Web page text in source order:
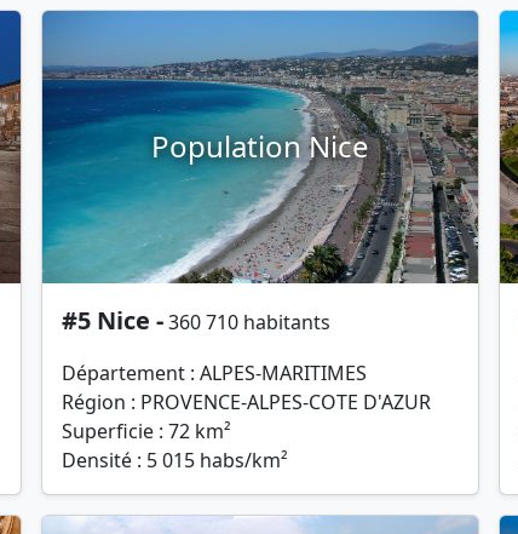
Population Nice
#5 Nice -360 710 habitants
Département : ALPES-MARITIMES
Région : PROVENCE-ALPES-COTE D'AZUR
Superficie : 72 km²
Densité : 5 015 habs/km²